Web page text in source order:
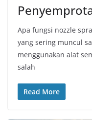
Apa fungsi nozzle
yang sering muncul
menggunakan alat
salah
Read More